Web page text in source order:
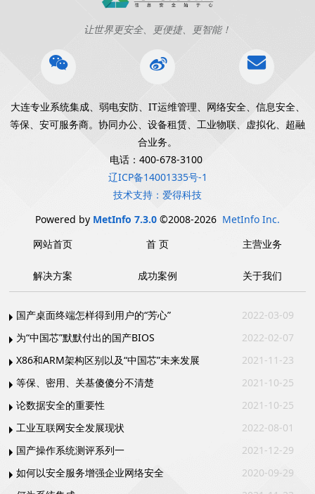
让世界更安全、更便捷、更智能！
大连专业系统集成、弱电安防、IT运维管理、网络安全、信息安全、
等保、安可服务商。协同办公、设备租赁、工业物联、虚拟化、超融
合业务。
电话：400-678-3100
辽ICP备14001335号-1
技术支持：爱得科技
Powered by MetInfo 7.3.0 ©2008-2026 MetInfo Inc.
网站首页
首 页 主营业务
解决方案 成功案例 关于我们
国产桌面终端怎样得到用户的“芳心”
2022-03-09
为“中国芯”默默付出的国产BIOS
2022-02-07
X86和ARM架构区别以及“中国芯”未来发展
2021-11-23
等保、密用、关基傻傻分不清楚
2021-10-25
论数据安全的重要性
2021-10-25
工业互联网安全发展现状
2022-08-01
国产操作系统测评系列一
2021-12-29
如何以安全服务增强企业网络安全
2020-09-29